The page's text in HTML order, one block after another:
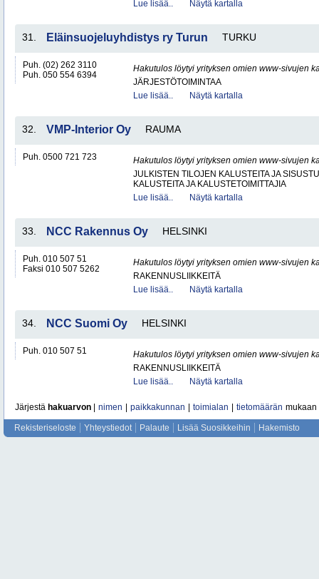
Lue lisää..
Näytä kartalla
31. Eläinsuojeluyhdistys ry Turun TURKU
Puh. (02) 262 3110
Puh. 050 554 6394
Hakutulos löytyi yrityksen omien www-sivujen
JÄRJESTÖTOIMINTAA
Lue lisää..
Näytä kartalla
32. VMP-Interior Oy RAUMA
Puh. 0500 721 723
Hakutulos löytyi yrityksen omien www-sivujen
JULKISTEN TILOJEN KALUSTEITA JA
KALUSTEITA JA KALUSTETOIMITTAJIA
Lue lisää..
Näytä kartalla
33. NCC Rakennus Oy HELSINKI
Puh. 010 507 51
Faksi 010 507 5262
Hakutulos löytyi yrityksen omien www-sivujen
RAKENNUSLIIKKEITÄ
Lue lisää..
Näytä kartalla
34. NCC Suomi Oy HELSINKI
Puh. 010 507 51
Hakutulos löytyi yrityksen omien www-sivujen
RAKENNUSLIIKKEITÄ
Lue lisää..
Näytä kartalla
Järjestä hakuarvon nimen paikkakunnan toimialan tietomäärän mukaan
Rekisteriseloste Yhteystiedot Palaute Lisää Suosikkeihin Hakemisto